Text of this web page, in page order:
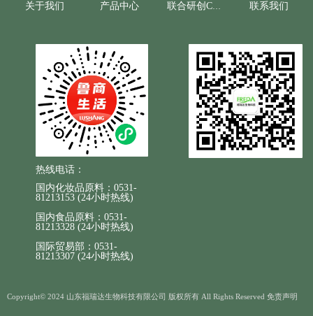
用度。
关于我们 产品中心 联合研创CRO 联系我们
热线电话：
国内化妆品原料：0531-
81213153 (24小时热线)
国内食品原料：0531-
81213328 (24小时热线)
国际贸易部：0531-
81213307 (24小时热线)
Copyright© 2024 山东福瑞达生物科技有限公司 版权所有 All Rights Reserved 免责声明